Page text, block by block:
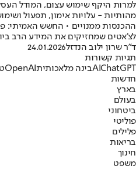
מהותיות - עלויות אימון, תפעול
ההכנסות ממנויים • החשש האמיתי:
לצ'אטים שמחזיקים את המידע הרב
ד"ר שרון ילוב הנדזל24.01.2026
תגיות קשורות
AI ChatGPT בינה מלאכותיתOpenAI
חדשות
בארץ
בעולם
ביטחוני
פוליטי
פלילים
בריאות
חינוך
משפט